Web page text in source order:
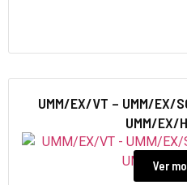
UMM/EX/VT – UMM/EX/
UMM/EX/
Ver